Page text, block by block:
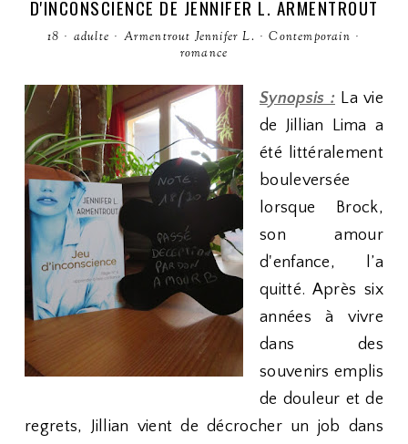
D'INCONSCIENCE DE JENNIFER L. ARMENTROUT
18 · adulte · Armentrout Jennifer L. · Contemporain ·
romance
Synopsis : La vie
de Jillian Lima a
été littéralement
bouleversée
lorsque Brock,
son amour
d'enfance, l’a
quitté. Après six
années à vivre
dans des
souvenirs emplis
de douleur et de
regrets, Jillian vient de décrocher un job dans